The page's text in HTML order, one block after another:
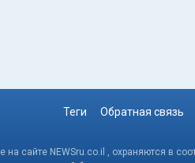
Теги Обратная связь
сайте NEWSru.co.il , охраняются в